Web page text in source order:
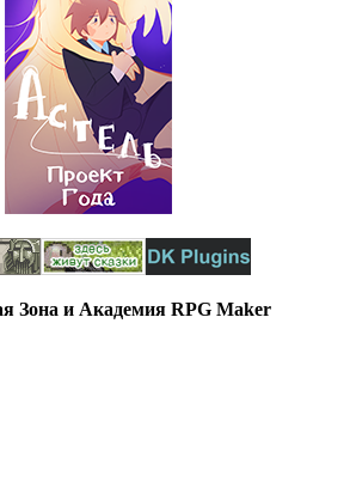
Зона и Академия RPG Maker